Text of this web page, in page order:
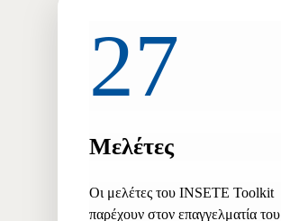
27
Μελέτες
Οι μελέτες του ΙΝSETE Toolkit
παρέχουν στον επαγγελματία του